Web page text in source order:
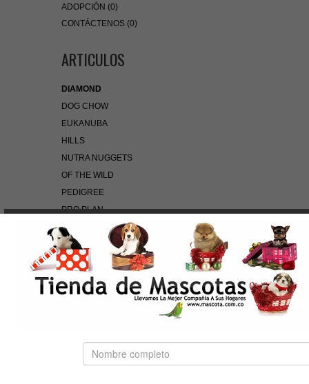
ADOPCIÓN (0)
CONTÁCTENOS (0)
ARTICULOS
DIAMOND
DOG CHOW
EUKANUBA
HILLS
NUTRA NUGGETS
OF THE WILD
PEDIGREE
PRO PLAN
ROYAL CANIN
BÚSQUEDA RÁPIDA
Use palabras clave para encontrar el producto que
busca.
SUGERIDO